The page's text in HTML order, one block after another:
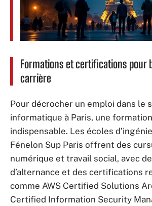
Formations et certifications pour
carrière
Pour décrocher un emploi dans le
informatique à Paris, une
indispensable. Les écoles
Fénelon Sup Paris offrent des
numérique et travail social, avec
d’alternance et des certifications
comme AWS Certified Solutions
Certified Information Security